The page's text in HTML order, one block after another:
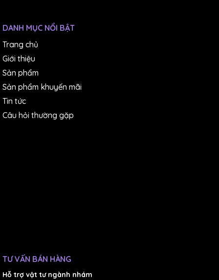
Đi kèm với sản phẩm là hộp nhựa bảo vệ tiện lợi. Nhờ
đó, bạn có thể dễ dàng vận chuyển sản phẩm hoặc bảo
quản thiết bị cẩn thận khi không cần sử dụng.
DANH MỤC NỔI BẬT
Trang chủ
Giới thiệu
Sản phẩm
Sản phẩm khuyến mãi
Tin tức
Câu hỏi thường gặp
TƯ VẤN BÁN HÀNG
Hỗ trợ vật tư ngành nhám